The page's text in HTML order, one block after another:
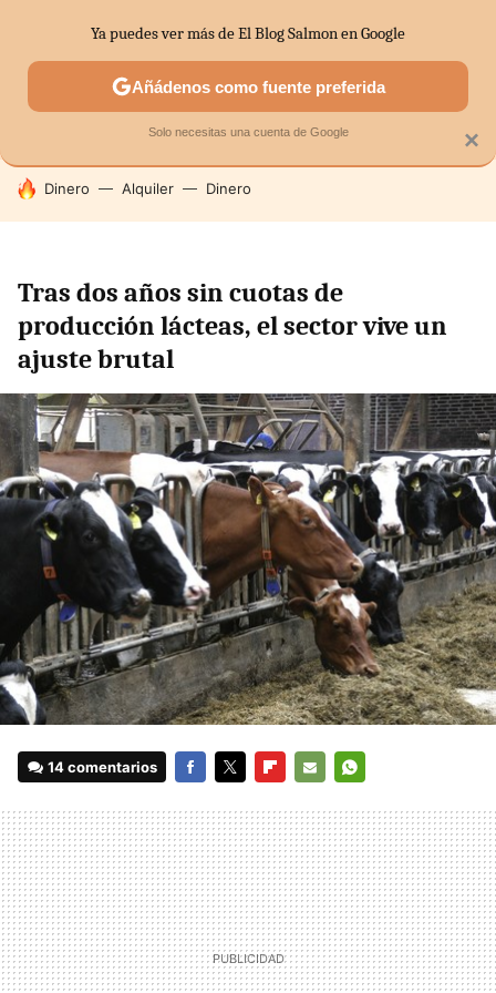
SECTORES ECONOMÍA DOMÉSTICA MERCADOS
HOY SE HABLA DE
Dinero Alquiler Dinero
Tras dos años sin cuotas de
producción lácteas, el sector vive un
ajuste brutal
14 comentarios
MAIL
×
Ya puedes ver más de El Blog Salmon en Google
Añádenos como fuente preferida
Solo necesitas una cuenta de Google